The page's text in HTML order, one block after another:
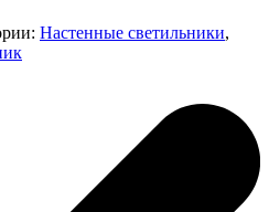
Настенные светильники,